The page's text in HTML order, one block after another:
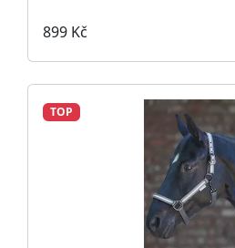
899 Kč
TOP